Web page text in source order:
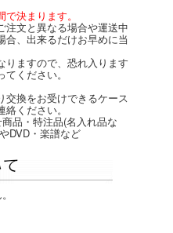
決まります。
注文と異なる場合や運送中
合、出来るだけお早めに当
りますので、恐れ入ります
ください。
交換をお受けできるケース
ください。
品・特注品(名入れ品な
DVD・楽譜など